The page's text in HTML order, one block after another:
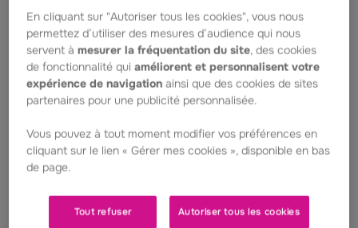
partenariat a permis des avancées majeures. Le Dr
Grosset a obtenu un soutien de la Société
d’Accélération du Transfert de Technologies (SATT)
Aquitaine pour tester une option thérapeutique dans le
traitement du gliome infiltrant du tronc cérébral,
formuler et tester in vitro et in vivo un candidat
médicament.
Par ailleurs, une piste thérapeutique contre
l’hépatoblastome, principal cancer du foie chez l’enfant,
est maintenant en cours de test, grâce à un partenariat
renouvellement du soutien de Groupama Centre-
Atlantique et de la Fondation Groupama à hauteur de
En cliquant sur "Autoriser tous les cookies", vous nous
permettez d’utiliser des mesures d’audience qui nous
servent àmesurer la fréquentation du site, des cookies
de fonctionnalité quiaméliorent et personnalisent votre
expérience de navigation ainsi que des cookies de sites
partenaires pour une publicité personnalisée.
Vous pouvez à tout moment modifier vos préférences en
cliquant sur le lien « Gérer mes cookies », disponible en bas
de page.
Tout refuser Autoriser tous les cookies